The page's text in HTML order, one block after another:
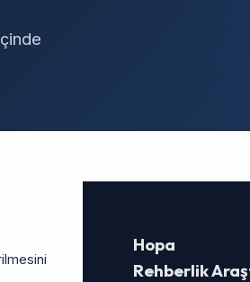
Hopa
Rehberlik